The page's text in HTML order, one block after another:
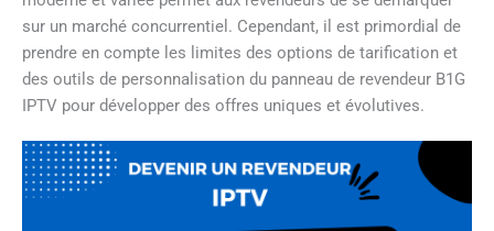
sur un marché concurrentiel. Cependant, il est primordial de
prendre en compte les limites des options de tarification et
des outils de personnalisation du panneau de revendeur B1G
IPTV pour développer des offres uniques et évolutives.